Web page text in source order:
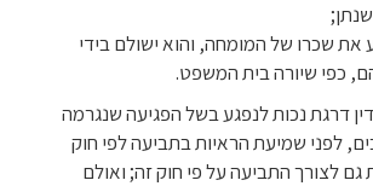
את שכרו של המומחה, והוא ישולם בידי
כפי שיורה בית המשפט.
דרגת נכות לנפגע בשל הפגיעה שנגרמה
לפני שמיעת הראיות בתביעה לפי חוק
לצורך התביעה על פי חוק זה; ואולם